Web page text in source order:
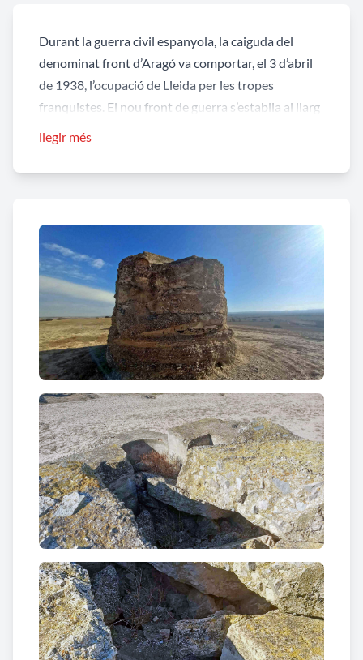
Durant la guerra civil espanyola, la caiguda del
denominat front d’Aragó va comportar, el 3 d’abril
de 1938, l’ocupació de Lleida per les tropes
franquistes. El nou front de guerra s’establia al llarg
territori, l’exèrcit republicà va projectar la
tardor d’aquell mateix any.
El GERO (Grup d’Exèrcits de la Regió Oriental) va
ser l’estructura militar de l’exèrcit republicà que es
va ocupar de la defensa i fortificació de Catalunya.
La L-2 s’estenia des de la Seu d’Urgell fins a
Tarragona, i era la immediata a la rereguarda. Estava
projectada per contenir l’avanç de les tropes
franquistes quan trenquessin el front. Quan això es
va produir, el 23 de desembre de 1938, les obres de
la L-1 i la L-2, a diferència de les altres línies de
fortificació, estaven pràcticament acabades.
Les línies estaven compostes de nombroses
fortificacions, destacant principalment trinxeres,
nius per a metralladores i fusells metralladors,
refugis, galeries subterrànies d’enllaç entre
trinxeres, emplaçaments artillers, observatoris,
polvorins i pistes de comunicació, entre altres
llegir més